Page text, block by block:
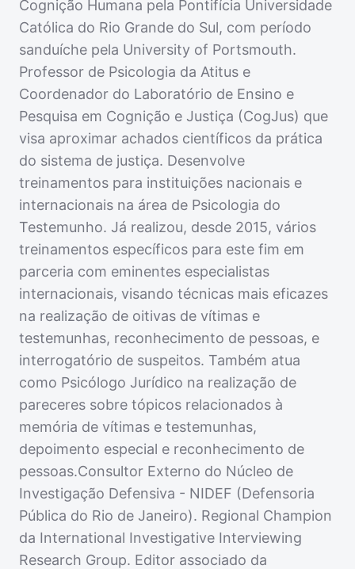
Cognição Humana pela Pontifícia Universidade
Católica do Rio Grande do Sul, com período
sanduíche pela University of Portsmouth.
Professor de Psicologia da Atitus e
Coordenador do Laboratório de Ensino e
Pesquisa em Cognição e Justiça (CogJus) que
visa aproximar achados científicos da prática
do sistema de justiça. Desenvolve
treinamentos para instituições nacionais e
internacionais na área de Psicologia do
Testemunho. Já realizou, desde 2015, vários
treinamentos específicos para este fim em
parceria com eminentes especialistas
internacionais, visando técnicas mais eficazes
na realização de oitivas de vítimas e
testemunhas, reconhecimento de pessoas, e
interrogatório de suspeitos. Também atua
como Psicólogo Jurídico na realização de
pareceres sobre tópicos relacionados à
memória de vítimas e testemunhas,
depoimento especial e reconhecimento de
pessoas.Consultor Externo do Núcleo de
Investigação Defensiva - NIDEF (Defensoria
Pública do Rio de Janeiro). Regional Champion
da International Investigative Interviewing
Research Group. Editor associado da